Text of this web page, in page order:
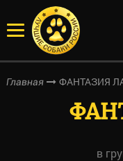
Главная ФАНТАЗИЯ
в